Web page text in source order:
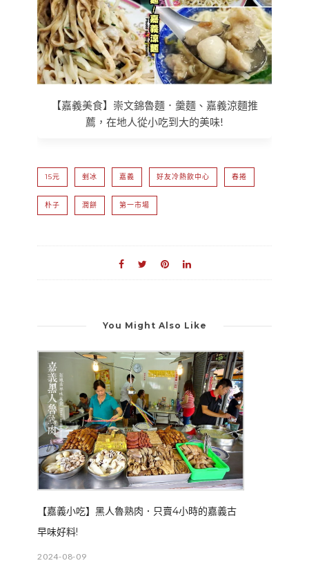
【嘉義美食】崇文錦魯麵．羹麵、嘉義涼麵推
薦，在地人從小吃到大的美味!
15元 剉冰 嘉義 好友冷熱飲中心 春捲
朴子 潤餅 第一市場
You Might Also Like
【嘉義小吃】黑人魯熟肉．只賣4小時的嘉義古
早味好料!
2024-08-09